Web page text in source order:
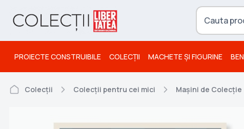
PROIECTE CONSTRUIBILE COLECȚII MACHETE ȘI FIGURINE
Colecții Colecții pentru cei mici Mașini de Colecție